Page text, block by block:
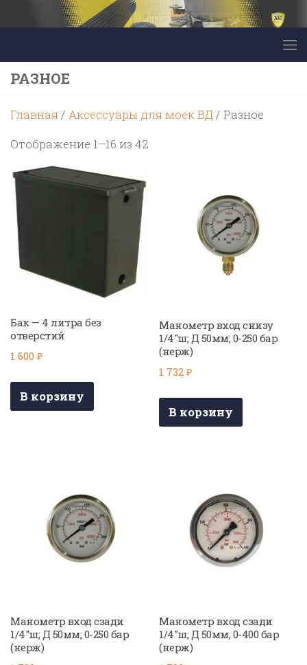
Перейти к содержимому
РАЗНОЕ
Главная/ Аксессуары для моек ВД / Разное
Отображение 1–16 из 42
Бак — 4 литра без
отверстий
1 600 ₽
В корзину
Манометр вход снизу
1/4″ш; Д 50мм; 0-250 бар
(нерж)
1 732₽
В корзину
Манометр вход сзади
1/4″ш; Д 50мм; 0-250 бар
(нерж)
Манометр вход сзади
1/4″ш; Д 50мм; 0-400 бар
(нерж)